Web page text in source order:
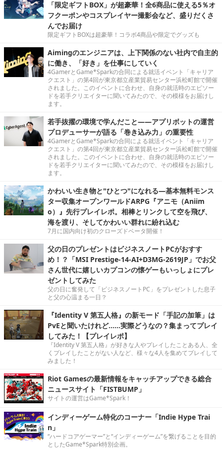
「限定ギフトBOX」が超豪華！全6商品に使える5％オ
フクーポンやコスプレイヤー撮影会など、盛りだくさ
んでお届け
限定ギフトBOXは超豪華！コラボ4商品や限定でグッズも
Aimingのエンジニアは、上下関係のない社内で自主的
に働き、「好き」を仕事にしていく
4GamerとGame*Sparkの合同による就活イベント「キャリア
クエスト」の第4回が東京都立産業貿易センター浜松町館で開催
されました。このイベントに合わせ、自身の就活時のエピソー
ドを若手クリエイターに聞いてみたので、その模様をお届けし
ます。
若手抜擢の環境で学んだこと――アプリボットの運営
プロデューサーが語る「巻き込み力」の重要性
4GamerとGame*Sparkの合同による就活イベント「キャリア
クエスト」の第4回が東京都立産業貿易センター浜松町館で開催
されました。このイベントに合わせ、自身の就活時のエピソー
ドを若手クリエイターに聞いてみたので、その模様をお届けし
ます。
かわいい生き物と"ひとつ"になれる―基本無料モンス
ター収集オープンワールドARPG『アニモ（Aniim
o）』先行プレイレポ。相棒とリンクして空を飛び、
海を渡り、そしてかわいい群れに紛れ込む
7月に国内向け初のクローズドベータ開催！
父の日のプレゼントはビジネスノートPCがおすす
め！？「MSI Prestige-14-AI+D3MG-2619JP」でお父
さん世代に嬉しいカプコンの懐ゲーもいっしょにプレ
ゼントしてみた
父の日に奮発して「ビジネスノートPC」をプレゼントした息子
と父の心温まる一日？
『Identity V 第五人格』の新モード「手記の加筆」は
PvEと聞いたけれど……実際どうなの？集まってプレイ
してみた！【プレイレポ】
『Identity V 第五人格』が好きな人やプレイしたことある人、全
くプレイしたことがない人など、様々な4人を集めてプレイして
みました！
Riot Gamesの最新情報をキャッチアップできる総合
ニュースサイト「FISTBUMP」
サイトの運営はGame*Spark！
インディーゲーム特化のコーナー「Indie Hype Trai
n」
“ハードコアゲーマー”と“インディーゲーム”を繋げることを目的
としたGame*Spark特別企画。